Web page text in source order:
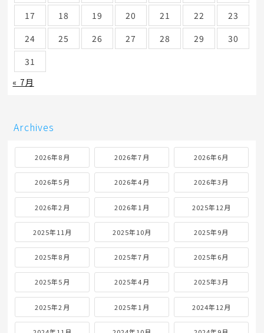
17
18 19 20 21 22
23
24
25 26 27 28 29
30
31
« 7月
Archives
2026年8月 2026年7月 2026年6月
2026年5月 2026年4月 2026年3月
2026年2月 2026年1月 2025年12月
2025年11月 2025年10月 2025年9月
2025年8月 2025年7月 2025年6月
2025年5月 2025年4月 2025年3月
2025年2月 2025年1月 2024年12月